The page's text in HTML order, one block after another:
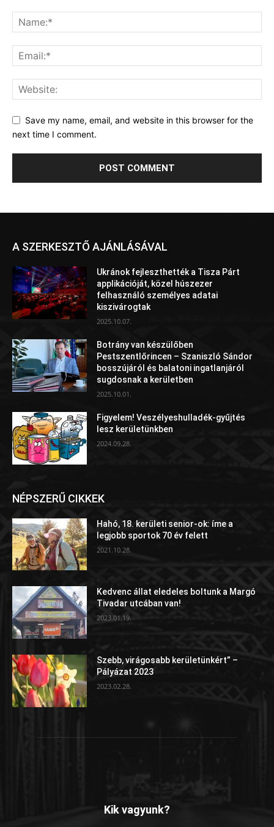
Save my name, email, and website in this browser for the
next time I comment.
A SZERKESZTŐ AJÁNLÁSÁVAL
Ukránok fejleszthették a Tisza Párt
applikációját, közel húszezer
felhasználó személyes adatai
kiszivárogtak
2025.10.07.
Botrány van készülőben
Pestszentlőrincen – Szaniszló Sándor
bosszújáról és balatoni ingatlanjáról
sugdosnak a kerületben
2025.10.01.
Figyelem! Veszélyeshulladék-gyűjtés
lesz kerületünkben
2024.09.28.
NÉPSZERŰ CIKKEK
Hahó, 18. kerületi senior-ok: íme a
legjobb sportok 70 év felett
2021.10.28.
Kedvenc állat eledeles boltunk a Margó
Tivadar utcában van!
2023.01.19.
Szebb, virágosabb kerületünkért” –
Pályázat 2023
2023.02.28.
Kik vagyunk?